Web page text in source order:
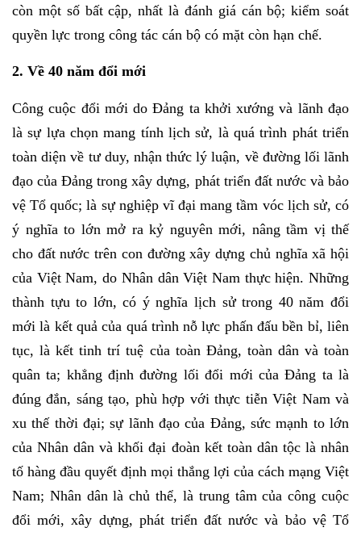
còn một số bất cập, nhất là đánh giá cán bộ; kiểm soát
quyền lực trong công tác cán bộ có mặt còn hạn chế.
2. Về 40 năm đổi mới
Công cuộc đổi mới do Đảng ta khởi xướng và lãnh đạo
là sự lựa chọn mang tính lịch sử, là quá trình phát triển
toàn diện về tư duy, nhận thức lý luận, về đường lối lãnh
đạo của Đảng trong xây dựng, phát triển đất nước và bảo
vệ Tổ quốc; là sự nghiệp vĩ đại mang tầm vóc lịch sử, có
ý nghĩa to lớn mở ra kỷ nguyên mới, nâng tầm vị thế
cho đất nước trên con đường xây dựng chủ nghĩa xã hội
của Việt Nam, do Nhân dân Việt Nam thực hiện. Những
thành tựu to lớn, có ý nghĩa lịch sử trong 40 năm đổi
mới là kết quả của quá trình nỗ lực phấn đấu bền bỉ, liên
tục, là kết tinh trí tuệ của toàn Đảng, toàn dân và toàn
quân ta; khẳng định đường lối đổi mới của Đảng ta là
đúng đắn, sáng tạo, phù hợp với thực tiễn Việt Nam và
xu thế thời đại; sự lãnh đạo của Đảng, sức mạnh to lớn
của Nhân dân và khối đại đoàn kết toàn dân tộc là nhân
tố hàng đầu quyết định mọi thắng lợi của cách mạng Việt
Nam; Nhân dân là chủ thể, là trung tâm của công cuộc
đổi mới, xây dựng, phát triển đất nước và bảo vệ Tổ